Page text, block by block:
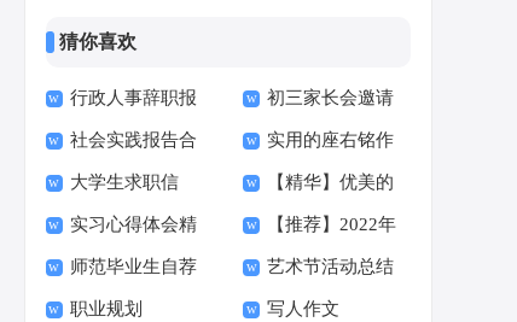
猜你喜欢
行政人事辞职报
告
初三家长会邀请
函15篇
社会实践报告合
集15篇
实用的座右铭作
文400字集合十篇
大学生求职信
【荐】
【精华】优美的
早安朋友圈问候语34
句
实习心得体会精
选15篇
【推荐】2022年
伤心的签名汇总55句
师范毕业生自荐
信范文六篇
艺术节活动总结
职业规划 写人作文